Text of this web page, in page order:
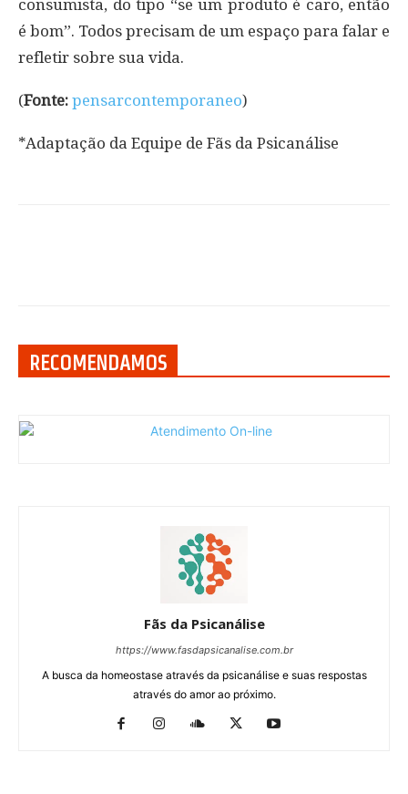
consumista, do tipo “se um produto é caro, então
é bom”. Todos precisam de um espaço para falar e
refletir sobre sua vida.
(Fonte: pensarcontemporaneo)
*Adaptação da Equipe de Fãs da Psicanálise
RECOMENDAMOS
Fãs da Psicanálise
https://www.fasdapsicanalise.com.br
A busca da homeostase através da psicanálise e suas respostas
através do amor ao próximo.